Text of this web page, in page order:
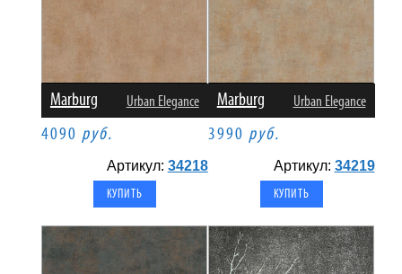
Marburg Urban Elegance
4090 руб.
Артикул: 34218
Marburg Urban Elegance
3990 руб.
Артикул: 34219